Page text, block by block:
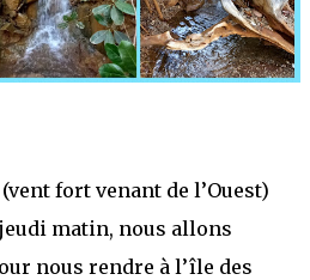
fort venant de l’Ouest)
matin, nous allons
nous rendre à l’île des